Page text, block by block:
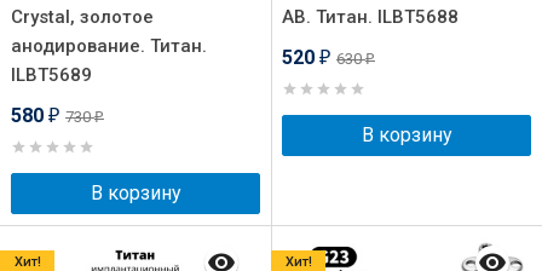
Crystal, золотое
анодирование. Титан.
ILBT5689
580 ₽ 730₽
В корзину
AB. Титан. ILBT5688
520 ₽ 630₽
В корзину
Хит!
Хит!